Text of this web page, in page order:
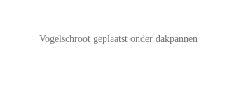
Vogelschroot geplaatst onder dakpannen